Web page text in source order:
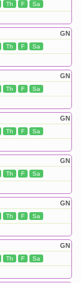
Th F Sa
GN
Th F Sa
GN
Th F Sa
GN
Th F Sa
GN
Th F Sa
GN
Th F Sa
GN
Th F Sa